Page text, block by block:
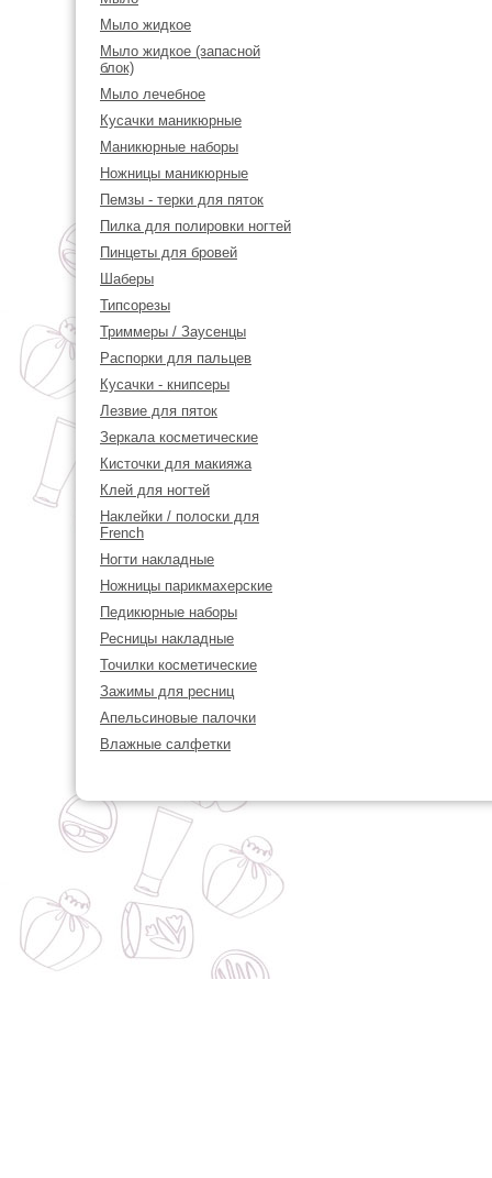
Мыло жидкое
Мыло жидкое (запасной
блок)
Мыло лечебное
Кусачки маникюрные
Маникюрные наборы
Ножницы маникюрные
Пемзы - терки для пяток
Пилка для полировки ногтей
Пинцеты для бровей
Шаберы
Типсорезы
Триммеры / Заусенцы
Распорки для пальцев
Кусачки - книпсеры
Лезвие для пяток
Зеркала косметические
Кисточки для макияжа
Клей для ногтей
Наклейки / полоски для
French
Ногти накладные
Ножницы парикмахерские
Педикюрные наборы
Ресницы накладные
Точилки косметические
Зажимы для ресниц
Апельсиновые палочки
Влажные салфетки